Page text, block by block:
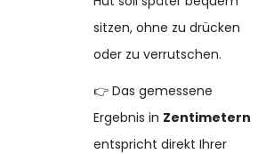
sitzen, ohne zu drücken
oder zu verrutschen.
👉 Das gemessene
Ergebnis in Zentimetern
entspricht direkt Ihrer